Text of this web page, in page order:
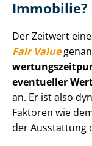
Immobilie?
Der Zeitwert
Fair Value
eventueller
an. Er ist also
Faktoren wie
der Ausstattung